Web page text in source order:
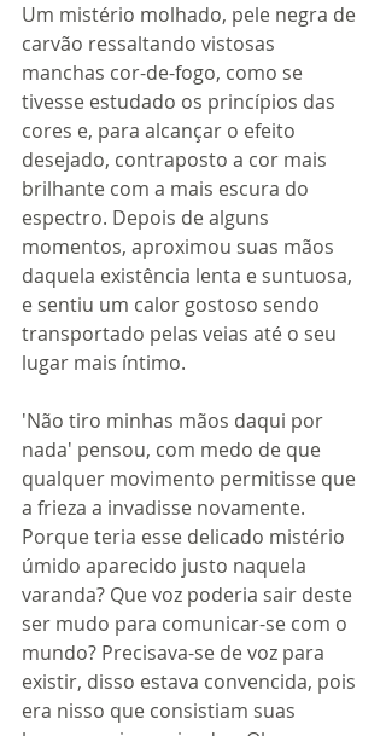
Um mistério molhado, pele negra de
carvão ressaltando vistosas
manchas cor-de-fogo, como se
tivesse estudado os princípios das
cores e, para alcançar o efeito
desejado, contraposto a cor mais
brilhante com a mais escura do
espectro. Depois de alguns
momentos, aproximou suas mãos
daquela existência lenta e suntuosa,
e sentiu um calor gostoso sendo
transportado pelas veias até o seu
lugar mais íntimo.
'Não tiro minhas mãos daqui por
nada' pensou, com medo de que
qualquer movimento permitisse que
a frieza a invadisse novamente.
Porque teria esse delicado mistério
úmido aparecido justo naquela
varanda? Que voz poderia sair deste
ser mudo para comunicar-se com o
mundo? Precisava-se de voz para
existir, disso estava convencida, pois
era nisso que consistiam suas